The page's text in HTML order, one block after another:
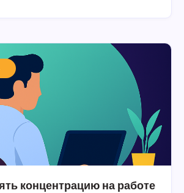
концентрацию на работе